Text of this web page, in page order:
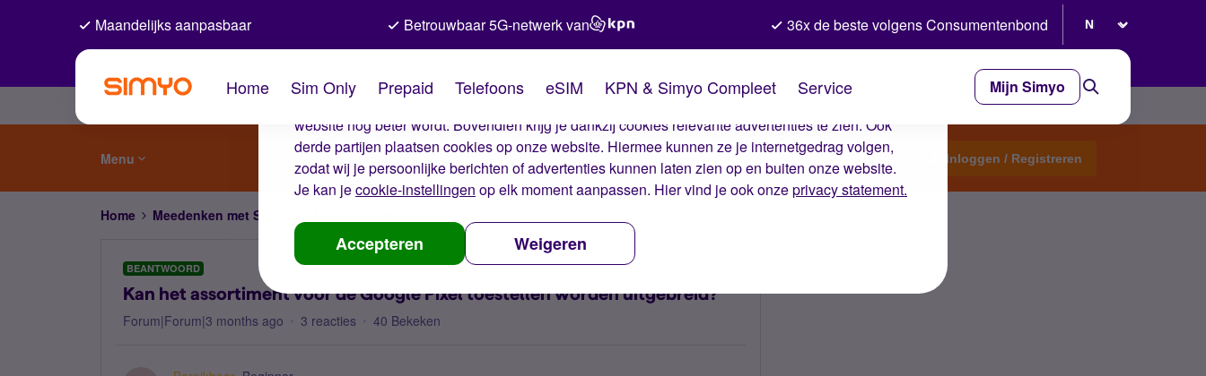
De cookies van Simyo
Wij gebruiken cookies op onze website. Met deze cookies zorgen wij ervoor dat je ervaring op de
website nog beter wordt. Bovendien krijg je dankzij cookies relevante advertenties te zien. Ook
derde partijen plaatsen cookies op onze website. Hiermee kunnen ze je internetgedrag volgen,
zodat wij je persoonlijke berichten of advertenties kunnen laten zien op en buiten onze website.
Je kan jecookie-instellingen op elk moment aanpassen. Hier vind je ook onzeprivacy statement.
Accepteren Weigeren
Maandelijks aanpasbaar Betrouwbaar 5G-netwerk van 36x de beste volgens Consumentenbond
Home Sim Only Prepaid Telefoons eSIM KPN & Simyo Compleet Service Mijn Simyo
Menu Start een topic Inloggen / Registreren
Home Meedenken met Simyo
BEANTWOORD
Kan het assortiment voor de Google Pixel toestellen worden uitgebreid?
Forum|Forum|3 months ago 3 reacties 40 Bekeken